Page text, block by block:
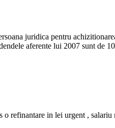
juridica pentru
aferente lui 2007 sunt de
refinantare in lei urgent , salariu